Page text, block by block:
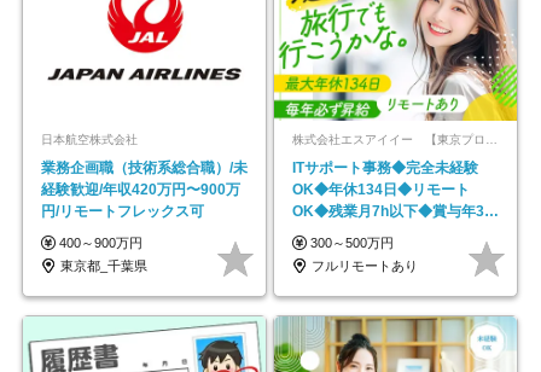
日本航空株式会社
業務企画職（技術系総合職）/未
経験歓迎/年収420万円〜900万
円/リモートフレックス可
400～900万円
東京都_千葉県
株式会社エスアイイー 【東京プロマーケット上場】
ITサポート事務◆完全未経験
OK◆年休134日◆リモート
OK◆残業月7h以下◆賞与年3回
◆5年目まで必ず昇給
300～500万円
フルリモートあり